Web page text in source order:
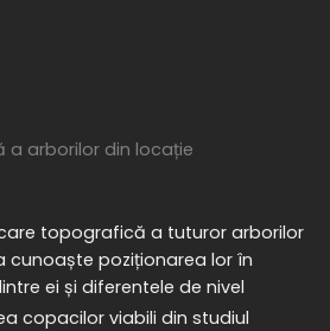
a arborilor din locație
topografică a tuturor arborilor
cunoaște poziționarea lor în
ei și diferentele de nivel
copacilor viabili din studiul